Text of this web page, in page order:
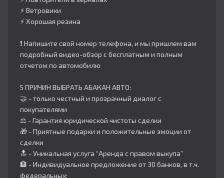
⚡️ Ветровики
⚡️ Хорошая резина
❗️ Напишите свой номер телефона, и мы пришлем вам
подробный видео-обзор с бесплатным и полным
отчетом по автомобилю
5 ПРИЧИН ВЫБРАТЬ АБАКАН АВТО:
🤝 - только честный и прозрачный диалог с
покупателями
⚖️ - Гарантия юридической чистоты сделки
🎁 - Приятные подарки и положительные эмоции от
сделки
🔝 - Уникальная услуга “Аренда с правом выкупа”
🏦 - Индивидуальное предложение от 30 банков, в т.ч.
федеральных: